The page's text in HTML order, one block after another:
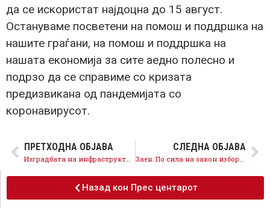
да се искористат најдоцна до 15 август.
Остануваме посветени на помош и поддршка на
нашите граѓани, на помош и поддршка на
нашата економија за сите аедно полесно и
подрзо да се справиме со кризата
предизвикана од пандемијата со
коронавирусот.
ПРЕТХОДНА ОБЈАВА
Изградбата на инфраструктура за сите не запира, во вонредни услови инвестираме во развојот и иднината
СЛЕДНА ОБЈАВА
Заев: По сила на закон изборите се 22 дена по истекот на вонредната состојба, гласањето е безбедно
Назад кон Прес центарот